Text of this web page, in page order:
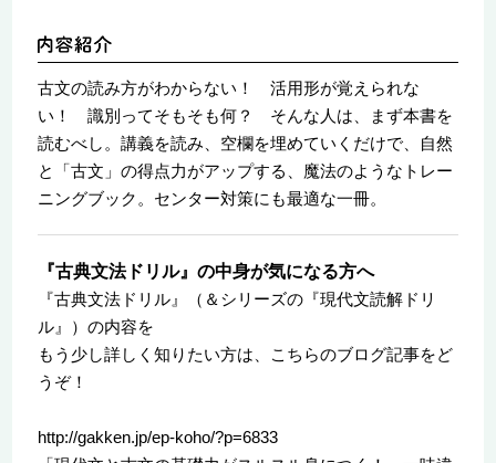
古文の読み方がわからない！ 活用形が覚えられな
い！ 識別ってそもそも何？ そんな人は、まず本書を
読むべし。講義を読み、空欄を埋めていくだけで、自然
と「古文」の得点力がアップする、魔法のようなトレー
ニングブック。センター対策にも最適な一冊。
『古典文法ドリル』の中身が気になる方へ
『古典文法ドリル』（＆シリーズの『現代文読解ドリ
ル』）の内容を
もう少し詳しく知りたい方は、こちらのブログ記事をど
うぞ！
http://gakken.jp/ep-koho/?p=6833